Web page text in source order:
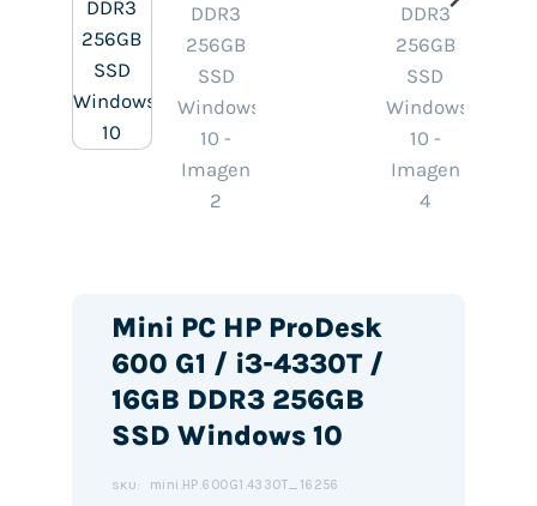
Mini PC HP ProDesk
600 G1 / i3-4330T /
16GB DDR3 256GB
SSD Windows 10
SKU: mini.HP.600G1.4330T_16256